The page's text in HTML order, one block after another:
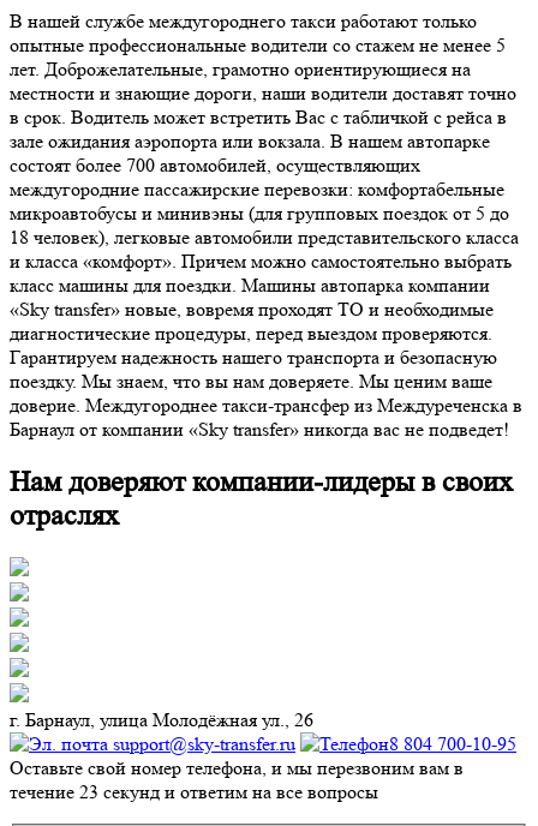
В нашей службе междугороднего такси работают только
опытные профессиональные водители со стажем не менее 5
лет. Доброжелательные, грамотно ориентирующиеся на
местности и знающие дороги, наши водители доставят точно
в срок. Водитель может встретить Вас с табличкой с рейса в
зале ожидания аэропорта или вокзала. В нашем автопарке
состоят более 700 автомобилей, осуществляющих
междугородние пассажирские перевозки: комфортабельные
микроавтобусы и минивэны (для групповых поездок от 5 до
18 человек), легковые автомобили представительского класса
и класса «комфорт». Причем можно самостоятельно выбрать
класс машины для поездки. Машины автопарка компании
«Sky transfer» новые, вовремя проходят ТО и необходимые
диагностические процедуры, перед выездом проверяются.
Гарантируем надежность нашего транспорта и безопасную
поездку. Мы знаем, что вы нам доверяете. Мы ценим ваше
доверие. Междугороднее такси-трансфер из Междуреченска в
Барнаул от компании «Sky transfer» никогда вас не подведет!
Нам доверяют компании-лидеры в своих
отраслях
г. Барнаул, улица Молодёжная ул., 26
support@sky-transfer.ru
8 804 700-10-95
Оставьте свой номер телефона, и мы перезвоним вам в
течение 23 секунд и ответим на все вопросы